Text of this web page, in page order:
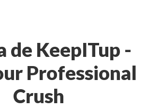
de KeepITup -
Professional
Crush